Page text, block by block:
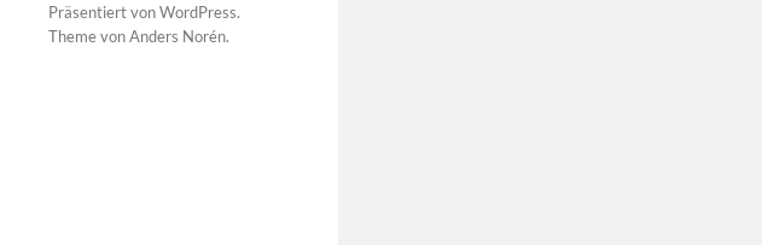
Präsentiert vonWordPress.
Theme vonAnders Norén.